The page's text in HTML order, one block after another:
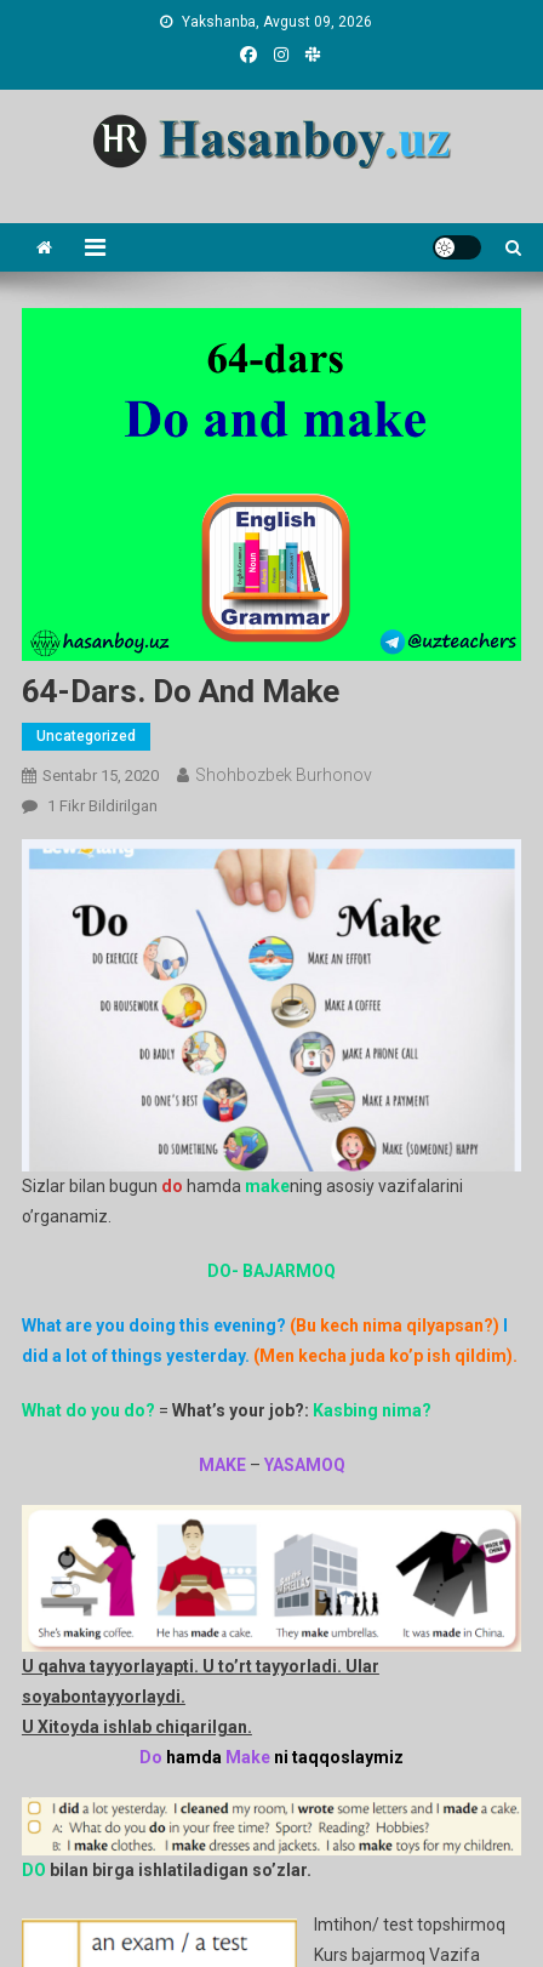
Yakshanba, Avgust 09, 2026
64-Dars. Do And Make
Uncategorized
Sentabr 15, 2020 Shohbozbek Burhonov
64-
Make
1 Fikr Bildirilgan
Sizlar bilan bugun do hamda makening asosiy vazifalarini
o’rganamiz.
DO- BAJARMOQ
What are you doing this evening? (Bu kech nima qilyapsan?)
did a lot of things yesterday. (Men kecha juda ko’p ish qildim).
What do you do? = What’s your job?: Kasbing nima?
MAKE– YASAMOQ
U qahva tayyorlayapti. U to’rt tayyorladi. Ular
soyabontayyorlaydi.
U Xitoyda ishlab chiqarilgan.
Do hamda Make ni taqqoslaymiz
DO bilan birga ishlatiladigan so’zlar.
Imtihon/ test topshirmoq
Kurs bajarmoq Vazifa